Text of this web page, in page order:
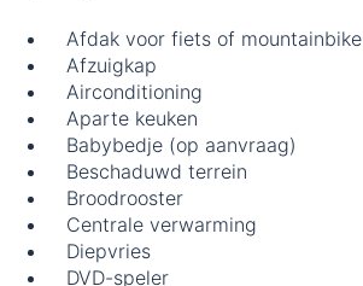
Afdak voor fiets of mountainbike
Afzuigkap
Airconditioning
Aparte keuken
Babybedje (op aanvraag)
Beschaduwd terrein
Broodrooster
Centrale verwarming
Diepvries
DVD-speler